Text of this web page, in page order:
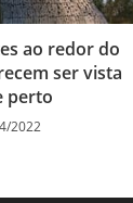
ao redor do
ser vista
perto
2022